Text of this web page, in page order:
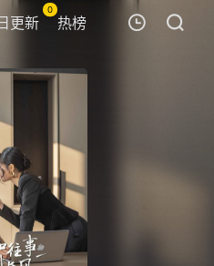
更新
0
热榜
影片的记录